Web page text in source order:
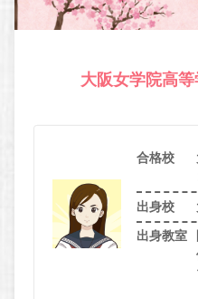
大阪女学院高
合格校
出身校
出身教室